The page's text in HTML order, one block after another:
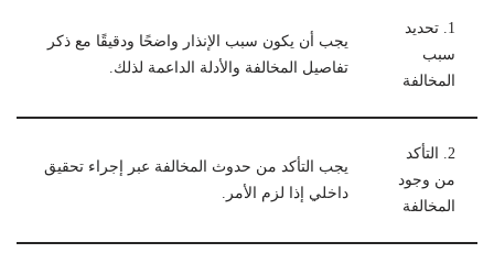
1. تحديد
سبب
المخالفة
يجب أن يكون سبب الإنذار واضحًا ودقيقًا مع ذكر
تفاصيل المخالفة والأدلة الداعمة لذلك.
2. التأكد
من وجود
المخالفة
يجب التأكد من حدوث المخالفة عبر إجراء تحقيق
داخلي إذا لزم الأمر.